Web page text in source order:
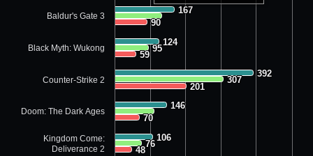
167
167
124
124
392
392
146
146
106
106
95
95
307
307
76
76
90
90
59
59
201
201
70
70
48
48
Baldur's Gate 3
Black Myth: Wukong
Counter-Strike 2
Doom: The Dark Ages
Kingdom Come:
Deliverance 2